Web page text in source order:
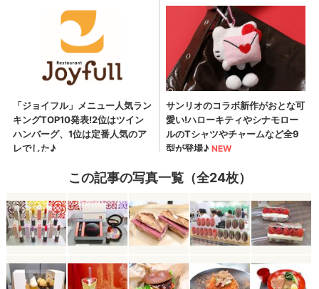
この記事の写真一覧（全24枚）